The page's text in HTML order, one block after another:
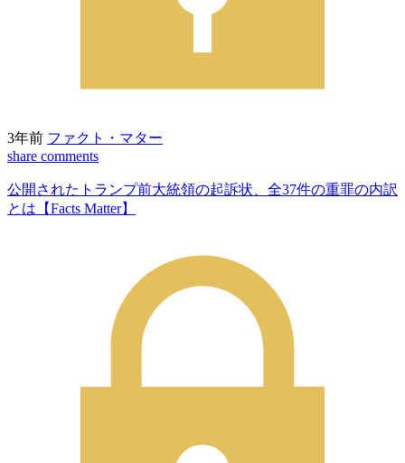
3年前 ファクト・マター
share comments
公開されたトランプ前大統領の起訴状、全37件の重罪の内訳
とは【Facts Matter】